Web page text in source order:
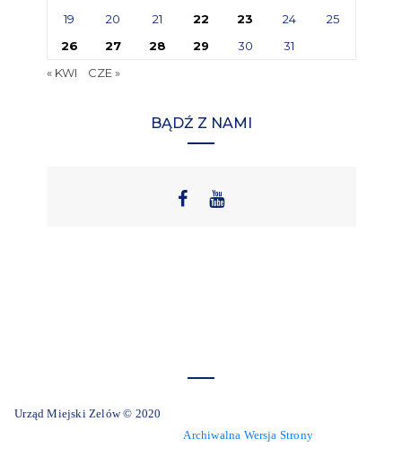
19
20 21 22 23 24
25
26
27 28 29 30
31
« KWI
CZE »
BĄDŹ Z NAMI
Urząd Miejski Zelów © 2020
Archiwalna Wersja Strony